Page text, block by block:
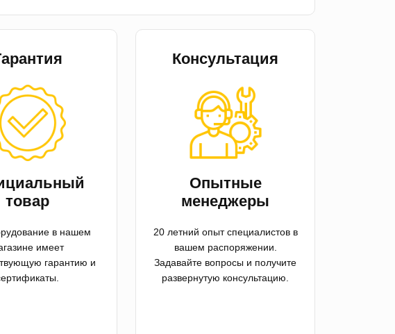
товар
в нашем
имеет
гарантию и
Консультация
Опытные
менеджеры
20 летний опыт специалистов в
вашем распоряжении.
Задавайте вопросы и получите
развернутую консультацию.